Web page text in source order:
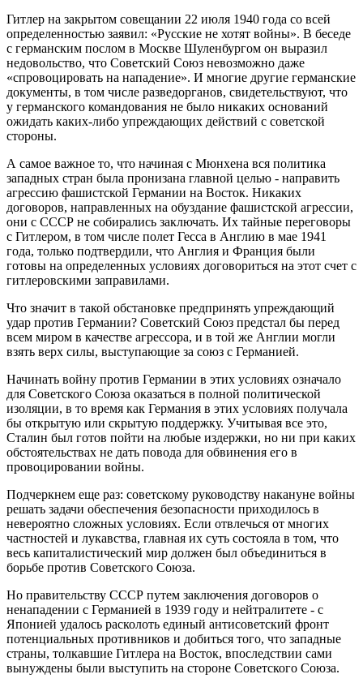
Гитлер на закрытом совещании 22 июля 1940 года со всей
определенностью заявил: «Русские не хотят войны». В беседе
с германским послом в Москве Шуленбургом он выразил
недовольство, что Советский Союз невозможно даже
«спровоцировать на нападение». И многие другие германские
документы, в том числе разведорганов, свидетельствуют, что
у германского командования не было никаких оснований
ожидать каких-либо упреждающих действий с советской
стороны.
А самое важное то, что начиная с Мюнхена вся политика
западных стран была пронизана главной целью - направить
агрессию фашистской Германии на Восток. Никаких
договоров, направленных на обуздание фашистской агрессии,
они с СССР не собирались заключать. Их тайные переговоры
с Гитлером, в том числе полет Гесса в Англию в мае 1941
года, только подтвердили, что Англия и Франция были
готовы на определенных условиях договориться на этот счет с
гитлеровскими заправилами.
Что значит в такой обстановке предпринять упреждающий
удар против Германии? Советский Союз предстал бы перед
всем миром в качестве агрессора, и в той же Англии могли
взять верх силы, выступающие за союз с Германией.
Начинать войну против Германии в этих условиях означало
для Советского Союза оказаться в полной политической
изоляции, в то время как Германия в этих условиях получала
бы открытую или скрытую поддержку. Учитывая все это,
Сталин был готов пойти на любые издержки, но ни при каких
обстоятельствах не дать повода для обвинения его в
провоцировании войны.
Подчеркнем еще раз: советскому руководству накануне войны
решать задачи обеспечения безопасности приходилось в
невероятно сложных условиях. Если отвлечься от многих
частностей и лукавства, главная их суть состояла в том, что
весь капиталистический мир должен был объединиться в
борьбе против Советского Союза.
Но правительству СССР путем заключения договоров о
ненападении с Германией в 1939 году и нейтралитете - с
Японией удалось расколоть единый антисоветский фронт
потенциальных противников и добиться того, что западные
страны, толкавшие Гитлера на Восток, впоследствии сами
вынуждены были выступить на стороне Советского Союза.